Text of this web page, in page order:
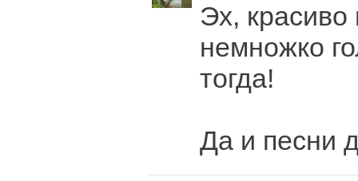
Эх,
немножко
тогда!
Да и песни